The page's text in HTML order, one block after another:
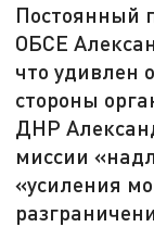
Постоянный
ОБСЕ
что удивлен
стороны
ДНР
миссии
«усиления